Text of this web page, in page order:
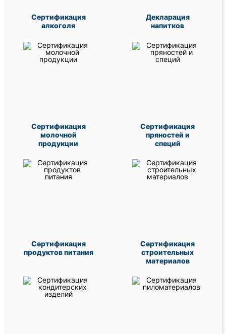
Сертификация
алкоголя
Декларация
напитков
Сертификация
молочной
продукции
Сертификация
пряностей и
специй
Сертификация
продуктов питания
Сертификация
строительных
материалов